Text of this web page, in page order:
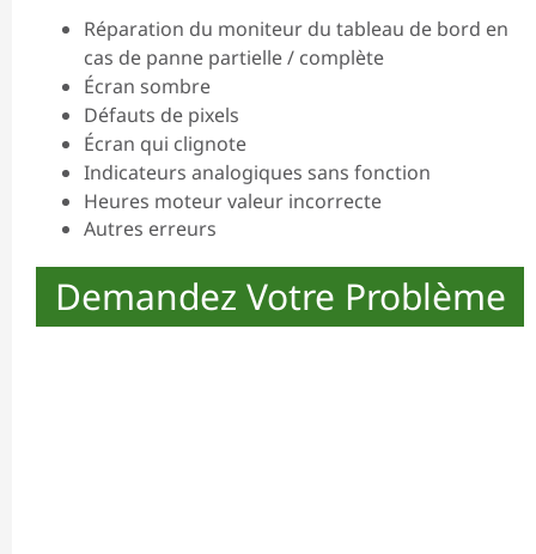
Réparation du moniteur du tableau de bord en
cas de panne partielle / complète
Écran sombre
Défauts de pixels
Écran qui clignote
Indicateurs analogiques sans fonction
Heures moteur valeur incorrecte
Autres erreurs
Demandez Votre Problème